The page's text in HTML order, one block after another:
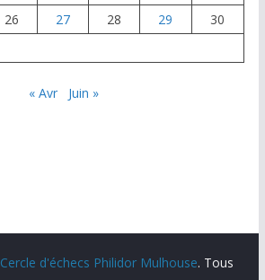
26 27 28 29
30
« Avr Juin »
Cercle d'échecs Philidor Mulhouse. Tous